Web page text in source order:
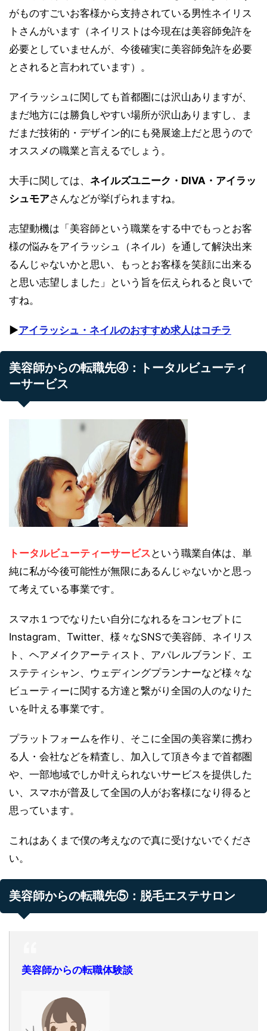
がものすごいお客様から支持されている男性ネイリス
トさんがいます（ネイリストは今現在は美容師免許を
必要としていませんが、今後確実に美容師免許を必要
とされると言われています）。
アイラッシュに関しても首都圏には沢山ありますが、
まだ地方には勝負しやすい場所が沢山ありますし、ま
だまだ技術的・デザイン的にも発展途上だと思うので
オススメの職業と言えるでしょう。
大手に関しては、 ネイルズユニーク・DIVA・アイラッ
シュモアさんなどが挙げられますね。
志望動機は「美容師という職業をする中でもっとお客
様の悩みをアイラッシュ（ネイル）を通して解決出来
るんじゃないかと思い、もっとお客様を笑顔に出来る
と思い志望しました」という旨を伝えられると良いで
すね。
▶︎アイラッシュ・ネイルのおすすめ求人はコチラ
美容師からの転職先④：トータルビューティ
ーサービス
トータルビューティーサービス という職業自体は、単
純に私が今後可能性が無限にあるんじゃないかと思っ
て考えている事業です。
スマホ１つでなりたい自分になれるをコンセプトに
Instagram、Twitter、様々なSNSで美容師、ネイリス
ト、ヘアメイクアーティスト、アパレルブランド、エ
ステティシャン、ウェディングプランナーなど様々な
ビューティーに関する方達と繋がり全国の人のなりた
いを叶える事業です。
プラットフォームを作り、そこに全国の美容業に携わ
る人・会社などを精査し、加入して頂き今まで首都圏
や、一部地域でしか叶えられないサービスを提供した
い、スマホが普及して全国の人がお客様になり得ると
思っています。
これはあくまで僕の考えなので真に受けないでくださ
い。
美容師からの転職先⑤：脱毛エステサロン
美容師からの転職体験談